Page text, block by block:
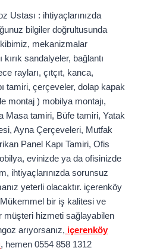
Ustası : ihtiyaçlarınızda
bilgiler doğrultusunda
mekanizmalar
sandalyeler, bağlantı
rayları, çıtçıt, kanca,
tamiri, çerçeveler, dolap kapak
montaj ) mobilya montajı,
Masa tamiri, Büfe tamiri, Yatak
Ayna Çerçeveleri, Mutfak
Panel Kapı Tamiri, Ofis
evinizde ya da ofisinizde
ihtiyaçlarınızda sorunsuz
yeterli olacaktır. içerenköy
bir iş kalitesi ve
müşteri hizmeti sağlayabilen
arıyorsanız, içerenköy
, hemen 0554 858 1312